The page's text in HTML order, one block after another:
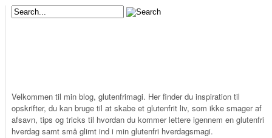
Velkommen til min blog, glutenfrimagi. Her finder du inspiration til
opskrifter, du kan bruge til at skabe et glutenfrit liv, som ikke smager af
afsavn, tips og tricks til hvordan du kommer lettere igennem en glutenfri
hverdag samt små glimt ind i min glutenfri hverdagsmagi.